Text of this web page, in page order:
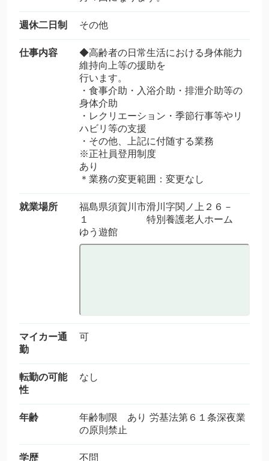
週休二日制 その他
仕事内容
◆高齢者の日常生活における身体能力
維持向上等の援助を
行います。
・食事介助・入浴介助・排泄介助等の
身体介助
・レクリエーション・季節行事等やリ
ハビリ等の支援
・その他、上記に付随する業務
※正社員登用制度
あり
＊業務の変更範囲：変更なし
就業場所
福島県須賀川市滑川字関ノ上２６－
１ 特別養護老人ホーム
ゆう遊館
マイカー通
勤
可
転勤の可能
性
なし
年齢
年齢制限 あり 労基法第６１条深夜業
の原則禁止
学歴 不問